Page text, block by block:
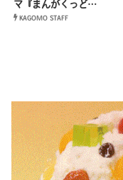
マ『まんがくっど…
KAGOMO STAFF